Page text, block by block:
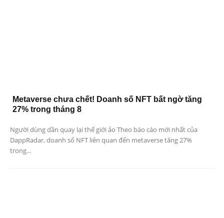
Metaverse chưa chết! Doanh số NFT bất ngờ tăng
27% trong tháng 8
Người dùng dần quay lại thế giới ảo Theo báo cáo mới nhất của
DappRadar, doanh số NFT liên quan đến metaverse tăng 27%
trong...